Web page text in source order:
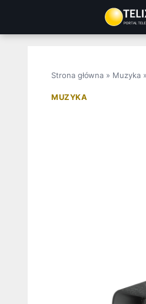
treści
Strona główna » Muzyka»
MUZYKA